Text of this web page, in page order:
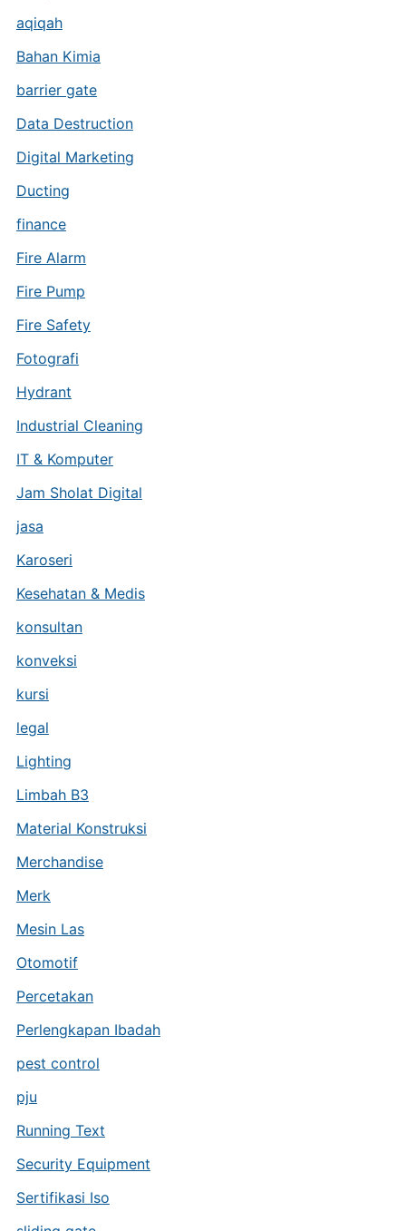
aqiqah
Bahan Kimia
barrier gate
Data Destruction
Digital Marketing
Ducting
finance
Fire Alarm
Fire Pump
Fire Safety
Fotografi
Hydrant
Industrial Cleaning
IT & Komputer
Jam Sholat Digital
jasa
Karoseri
Kesehatan & Medis
konsultan
konveksi
kursi
legal
Lighting
Limbah B3
Material Konstruksi
Merchandise
Merk
Mesin Las
Otomotif
Percetakan
Perlengkapan Ibadah
pest control
pju
Running Text
Security Equipment
Sertifikasi Iso